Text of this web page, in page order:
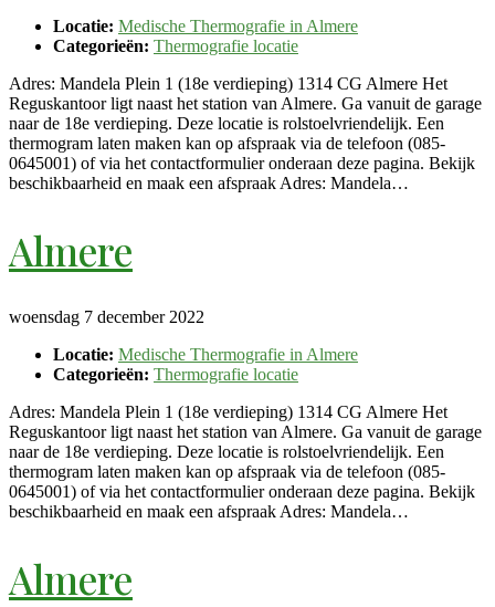
Locatie: Medische Thermografie in Almere
Categorieën: Thermografie locatie
Adres: Mandela Plein 1 (18e verdieping) 1314 CG Almere Het
Reguskantoor ligt naast het station van Almere. Ga vanuit de garage
naar de 18e verdieping. Deze locatie is rolstoelvriendelijk. Een
thermogram laten maken kan op afspraak via de telefoon (085-
0645001) of via het contactformulier onderaan deze pagina. Bekijk
beschikbaarheid en maak een afspraak Adres: Mandela…
Almere
woensdag 7 december 2022
Locatie: Medische Thermografie in Almere
Categorieën: Thermografie locatie
Adres: Mandela Plein 1 (18e verdieping) 1314 CG Almere Het
Reguskantoor ligt naast het station van Almere. Ga vanuit de garage
naar de 18e verdieping. Deze locatie is rolstoelvriendelijk. Een
thermogram laten maken kan op afspraak via de telefoon (085-
0645001) of via het contactformulier onderaan deze pagina. Bekijk
beschikbaarheid en maak een afspraak Adres: Mandela…
Almere